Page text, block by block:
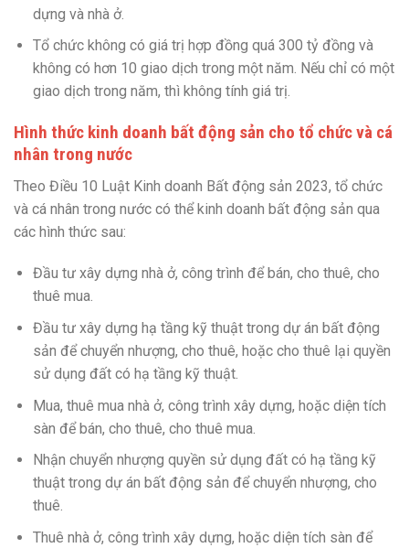
dựng và nhà ở.
Tổ chức không có giá trị hợp đồng quá 300 tỷ đồng và
không có hơn 10 giao dịch trong một năm. Nếu chỉ có một
giao dịch trong năm, thì không tính giá trị.
Hình thức kinh doanh bất động sản cho tổ chức và cá
nhân trong nước
Theo Điều 10 Luật Kinh doanh Bất động sản 2023, tổ chức
và cá nhân trong nước có thể kinh doanh bất động sản qua
các hình thức sau:
Đầu tư xây dựng nhà ở, công trình để bán, cho thuê, cho
thuê mua.
Đầu tư xây dựng hạ tầng kỹ thuật trong dự án bất động
sản để chuyển nhượng, cho thuê, hoặc cho thuê lại quyền
sử dụng đất có hạ tầng kỹ thuật.
Mua, thuê mua nhà ở, công trình xây dựng, hoặc diện tích
sàn để bán, cho thuê, cho thuê mua.
Nhận chuyển nhượng quyền sử dụng đất có hạ tầng kỹ
thuật trong dự án bất động sản để chuyển nhượng, cho
thuê.
Thuê nhà ở, công trình xây dựng, hoặc diện tích sàn để